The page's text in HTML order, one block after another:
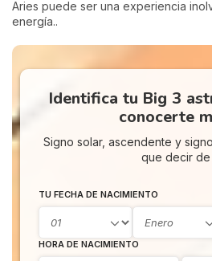
Aries puede ser una experiencia
energía..
Identifica tu Big 3
conocerte
Signo solar, ascendente y
que decir de
TU FECHA DE NACIMIENTO
HORA DE NACIMIENTO